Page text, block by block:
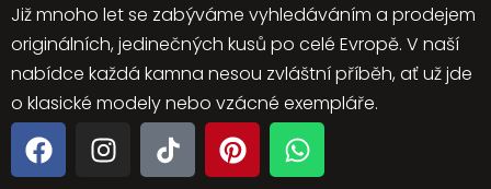
Již mnoho let se zabýváme vyhledáváním a prodejem
originálních, jedinečných kusů po celé Evropě. V naší
nabídce každá kamna nesou zvláštní příběh, ať už jde
o klasické modely nebo vzácné exempláře.